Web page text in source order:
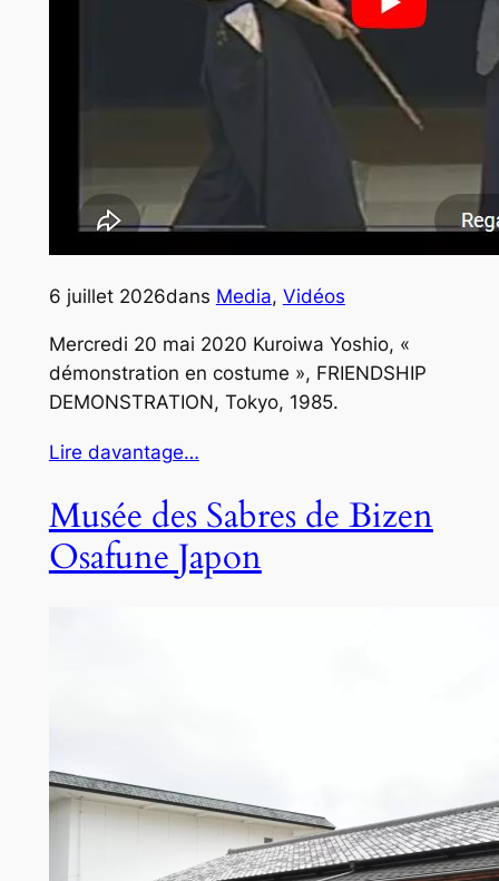
6 juillet 2026dans Media, Vidéos
Mercredi 20 mai 2020 Kuroiwa Yoshio, «
démonstration en costume », FRIENDSHIP
DEMONSTRATION, Tokyo, 1985.
Lire davantage…
Musée des Sabres de Bizen
Osafune Japon